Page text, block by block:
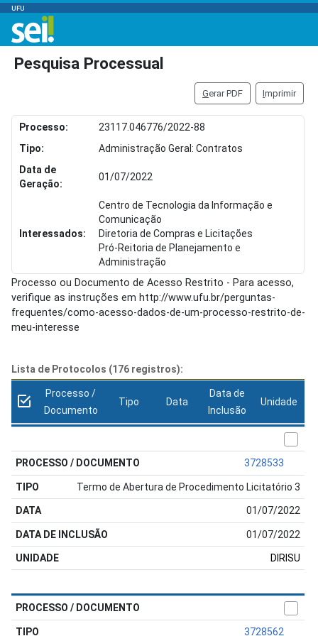
UFU
Pesquisa Processual
Gerar PDF Imprimir
Processo:
23117.046776/2022-88
Tipo:
Administração Geral: Contratos
Data de
Geração:
01/07/2022
Interessados:
Centro de Tecnologia da Informação e
Comunicação
Diretoria de Compras e Licitações
Pró-Reitoria de Planejamento e
Administração
Processo ou Documento de Acesso Restrito - Para acesso,
verifique as instruções em http://www.ufu.br/perguntas-
frequentes/como-acesso-dados-de-um-processo-restrito-de-
meu-interesse
Lista de Protocolos (176 registros):
Processo /
Documento
Tipo Data
Data de
Inclusão
Unidade
3728533
Termo de Abertura de Procedimento Licitatório 3
01/07/2022
01/07/2022
DIRISU
3728562